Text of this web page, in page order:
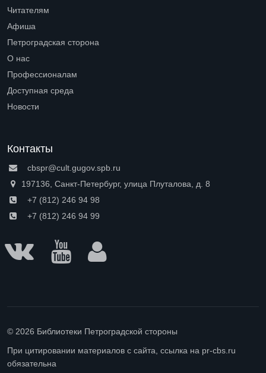
Читателям
Афиша
Петроградская сторона
О нас
Профессионалам
Доступная среда
Новости
Контакты
cbspr@cult.gugov.spb.ru
197136, Санкт-Петербург, улица Плуталова, д. 8
+7 (812) 246 94 98
+7 (812) 246 94 99
© 2026 Библиотеки Петроградской стороны
При цитировании материалов с сайта, ссылка на pr-cbs.ru
обязательна